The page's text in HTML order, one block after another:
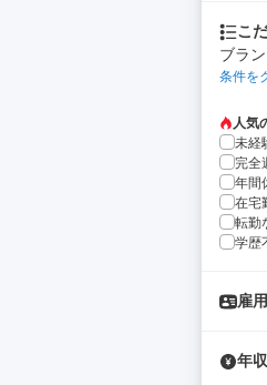
こ
ブラ
条件を
人気
未経
完全
年間
在宅
転勤
学歴
雇
年収